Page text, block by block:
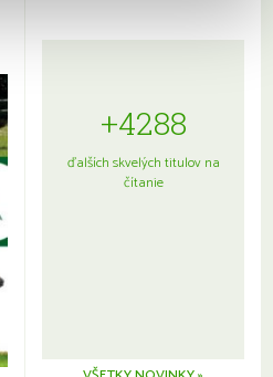
+4288
ďalších skvelých titulov na
čítanie